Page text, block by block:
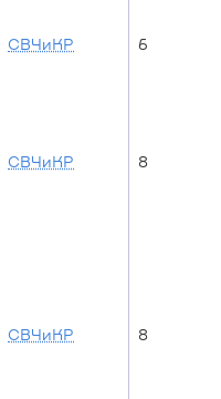
СВЧиКР 6
СВЧиКР 8
СВЧиКР 8